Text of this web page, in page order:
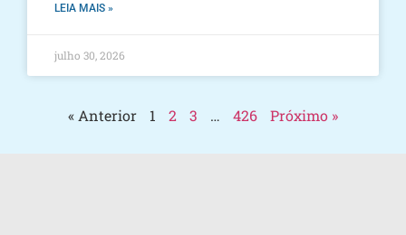
LEIA MAIS »
julho 30, 2026
« Anterior 1 2 3 … 426 Próximo »